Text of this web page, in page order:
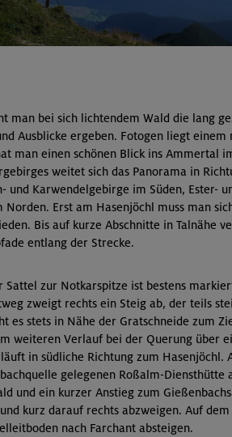
man bei sich lichtendem Wald die lang
Ausblicke ergeben. Fotogen liegt einem
man einen schönen Blick ins Ammertal
weitet sich das Panorama in
und Karwendelgebirge im Süden, Ester-
Erst am Hasenjöchl muss man
Bis auf kurze Abschnitte in Talnähe
entlang der Strecke.
Sattel zur Notkarspitze ist bestens
zweigt rechts ein Steig ab, der teils
es stets in Nähe der Gratschneide zum
weiteren Verlauf bei der Querung über
in südliche Richtung zum Hasenjöchl.
gelegenen Roßalm-Diensthütte
und ein kurzer Anstieg zum
kurz darauf rechts abzweigen. Auf
nach Farchant absteigen.